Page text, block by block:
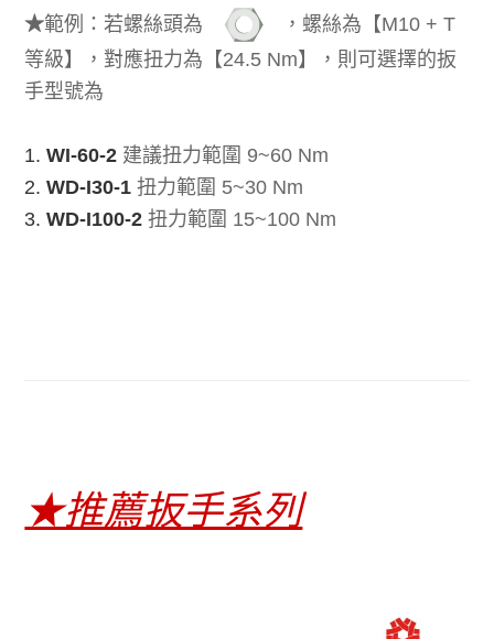
★範例：若螺絲頭為
，螺絲為【M10 + T
等級】，對應扭力為【24.5 Nm】，則可選擇的扳
手型號為
1.WI-60-2 建議扭力範圍 9~60 Nm
2.WD-I30-1 扭力範圍 5~30 Nm
3.WD-I100-2 扭力範圍 15~100 Nm
★推薦扳手系列